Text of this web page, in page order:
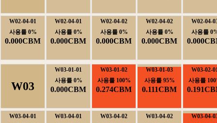
W02-04-01
사용률0%
0.000CBM
W02-04-01
사용률0%
0.000CBM
W02-04-02
사용률0%
0.000CBM
W02-04-02
사용률0%
0.000CBM
W02-04-
사용률
W03
W03-01-01
사용률0%
0.000CBM
W03-01-02
사용률100%
0.274CBM
W03-01-03
사용률95%
0.111CBM
W03-02-
사용률
W03-04-01
W03-04-01
W03-04-02
W03-04-02
W03-04-